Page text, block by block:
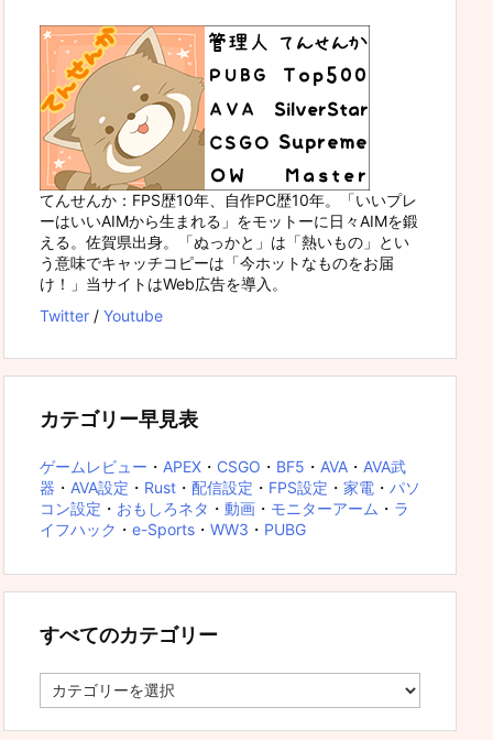
てんせんか：FPS歴10年、自作PC歴10年。「いいプレ
ーはいいAIMから生まれる」をモットーに日々AIMを鍛
える。佐賀県出身。「ぬっかと」は「熱いもの」とい
う意味でキャッチコピーは「今ホットなものをお届
け！」当サイトはWeb広告を導入。
Twitter / Youtube
カテゴリー早見表
ゲームレビュー ・ APEX ・ CSGO ・ BF5 ・ AVA ・ AVA武
器 ・ AVA設定 ・ Rust ・ 配信設定 ・ FPS設定 ・ 家電 ・ パソ
コン設定 ・ おもしろネタ ・ 動画 ・ モニターアーム ・ ラ
イフハック ・ e-Sports ・ WW3 ・ PUBG
すべてのカテゴリー
べ